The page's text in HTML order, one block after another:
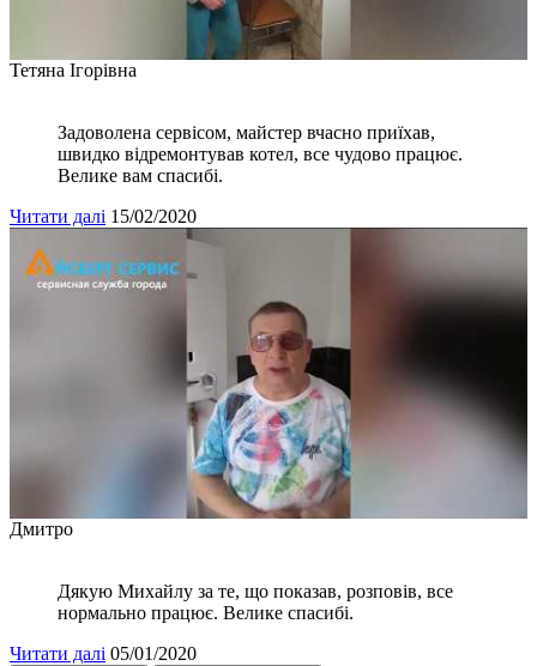
Тетяна Ігорівна
Задоволена сервісом, майстер вчасно приїхав,
швидко відремонтував котел, все чудово працює.
Велике вам спасибі.
Читати далі 15/02/2020
Дмитро
Дякую Михайлу за те, що показав, розповів, все
нормально працює. Велике спасибі.
Читати далі 05/01/2020